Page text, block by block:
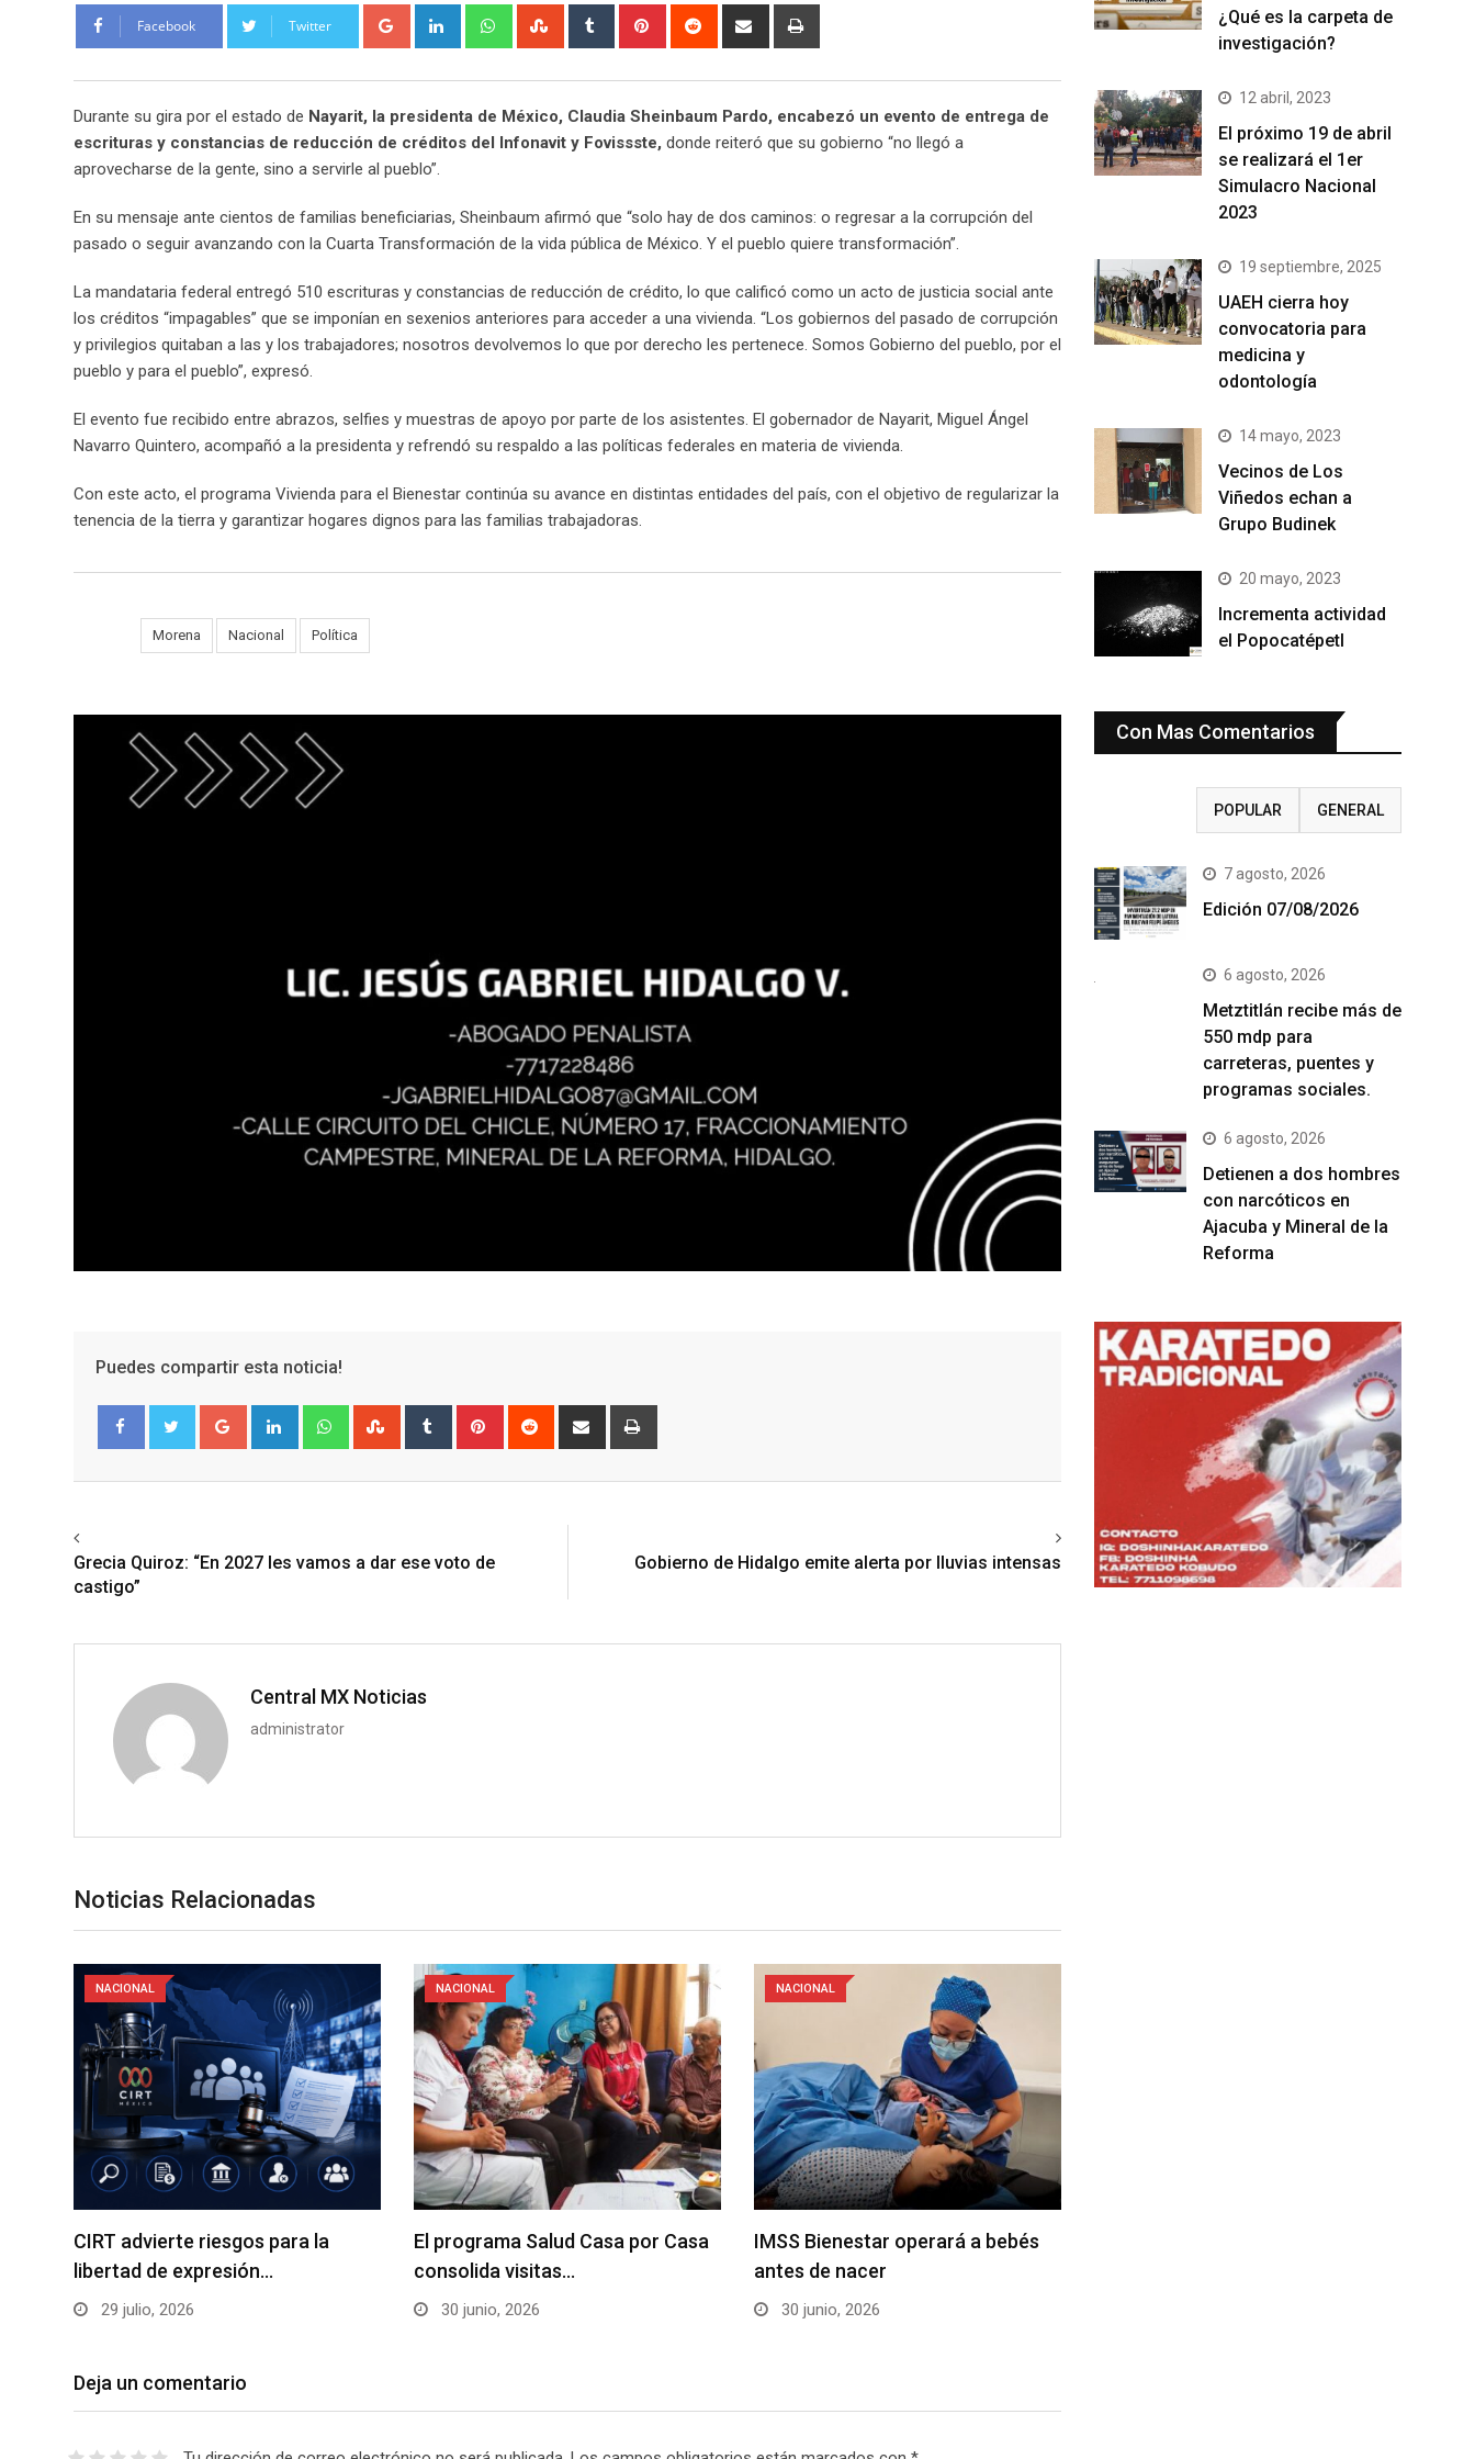
Facebook Twitter Google+ LinkedIn WhatsappStumbleUpon
Tumblr Pinterest Reddit
Share
Durante su gira por el estado de Nayarit, la presidenta de México, Claudia Sheinbaum Pardo, encabezó un evento de entrega de
escrituras y constancias de reducción de créditos del Infonavit y Fovissste, donde reiteró que su gobierno “no llegó a
aprovecharse de la gente, sino a servirle al pueblo”.
En su mensaje ante cientos de familias beneficiarias, Sheinbaum afirmó que “solo hay de dos caminos: o regresar a la corrupción del
pasado o seguir avanzando con la Cuarta Transformación de la vida pública de México. Y el pueblo quiere transformación”.
La mandataria federal entregó 510 escrituras y constancias de reducción de crédito, lo que calificó como un acto de justicia social ante
los créditos “impagables” que se imponían en sexenios anteriores para acceder a una vivienda. “Los gobiernos del pasado de corrupción
y privilegios quitaban a las y los trabajadores; nosotros devolvemos lo que por derecho les pertenece. Somos Gobierno del pueblo, por el
pueblo y para el pueblo”, expresó.
El evento fue recibido entre abrazos, selfies y muestras de apoyo por parte de los asistentes. El gobernador de Nayarit, Miguel Ángel
Navarro Quintero, acompañó a la presidenta y refrendó su respaldo a las políticas federales en materia de vivienda.
Con este acto, el programa Vivienda para el Bienestar continúa su avance en distintas entidades del país, con el objetivo de regularizar la
tenencia de la tierra y garantizar hogares dignos para las familias trabajadoras.
Morena Nacional Política
Puedes compartir esta noticia!
Google+ LinkedIn WhatsappStumbleUpon
Tumblr Pinterest Reddit
Share
Grecia Quiroz: “En 2027 les vamos a dar ese voto de
castigo”
Gobierno de Hidalgo emite alerta por lluvias intensas
Central MX Noticias
administrator
Noticias Relacionadas
NACIONAL
CIRT advierte riesgos para la
libertad de expresión…
29 julio, 2026
NACIONAL
El programa Salud Casa por Casa
consolida visitas…
30 junio, 2026
NACIONAL
IMSS Bienestar operará a bebés
antes de nacer
30 junio, 2026
Deja un comentario
¿Qué es la carpeta de
investigación?
12 abril, 2023
El próximo 19 de abril
se realizará el 1er
Simulacro Nacional
2023
19 septiembre, 2025
UAEH cierra hoy
convocatoria para
medicina y
odontología
14 mayo, 2023
Vecinos de Los
Viñedos echan a
Grupo Budinek
20 mayo, 2023
Incrementa actividad
el Popocatépetl
Con Mas Comentarios
POPULAR GENERAL
7 agosto, 2026
Edición 07/08/2026
6 agosto, 2026
Metztitlán recibe más de
550 mdp para
carreteras, puentes y
programas sociales.
6 agosto, 2026
Detienen a dos hombres
con narcóticos en
Ajacuba y Mineral de la
Reforma